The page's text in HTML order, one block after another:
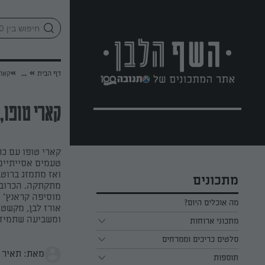
מתכונים
מה אוכלים היום?
מתכוני ארוחות
ארוחת בוקר
ארוחת צהריים
סלטים כריכים וממרחים
כל הסלטים כריכים וממרחים
תוספות
דף הבית »
...
»
קארי
קארי טופו עם
טעמים
ואז מתמזג
מתקתקה.
מוסיפה
אורז לבן,
ומשביעה
מאת: תאיר